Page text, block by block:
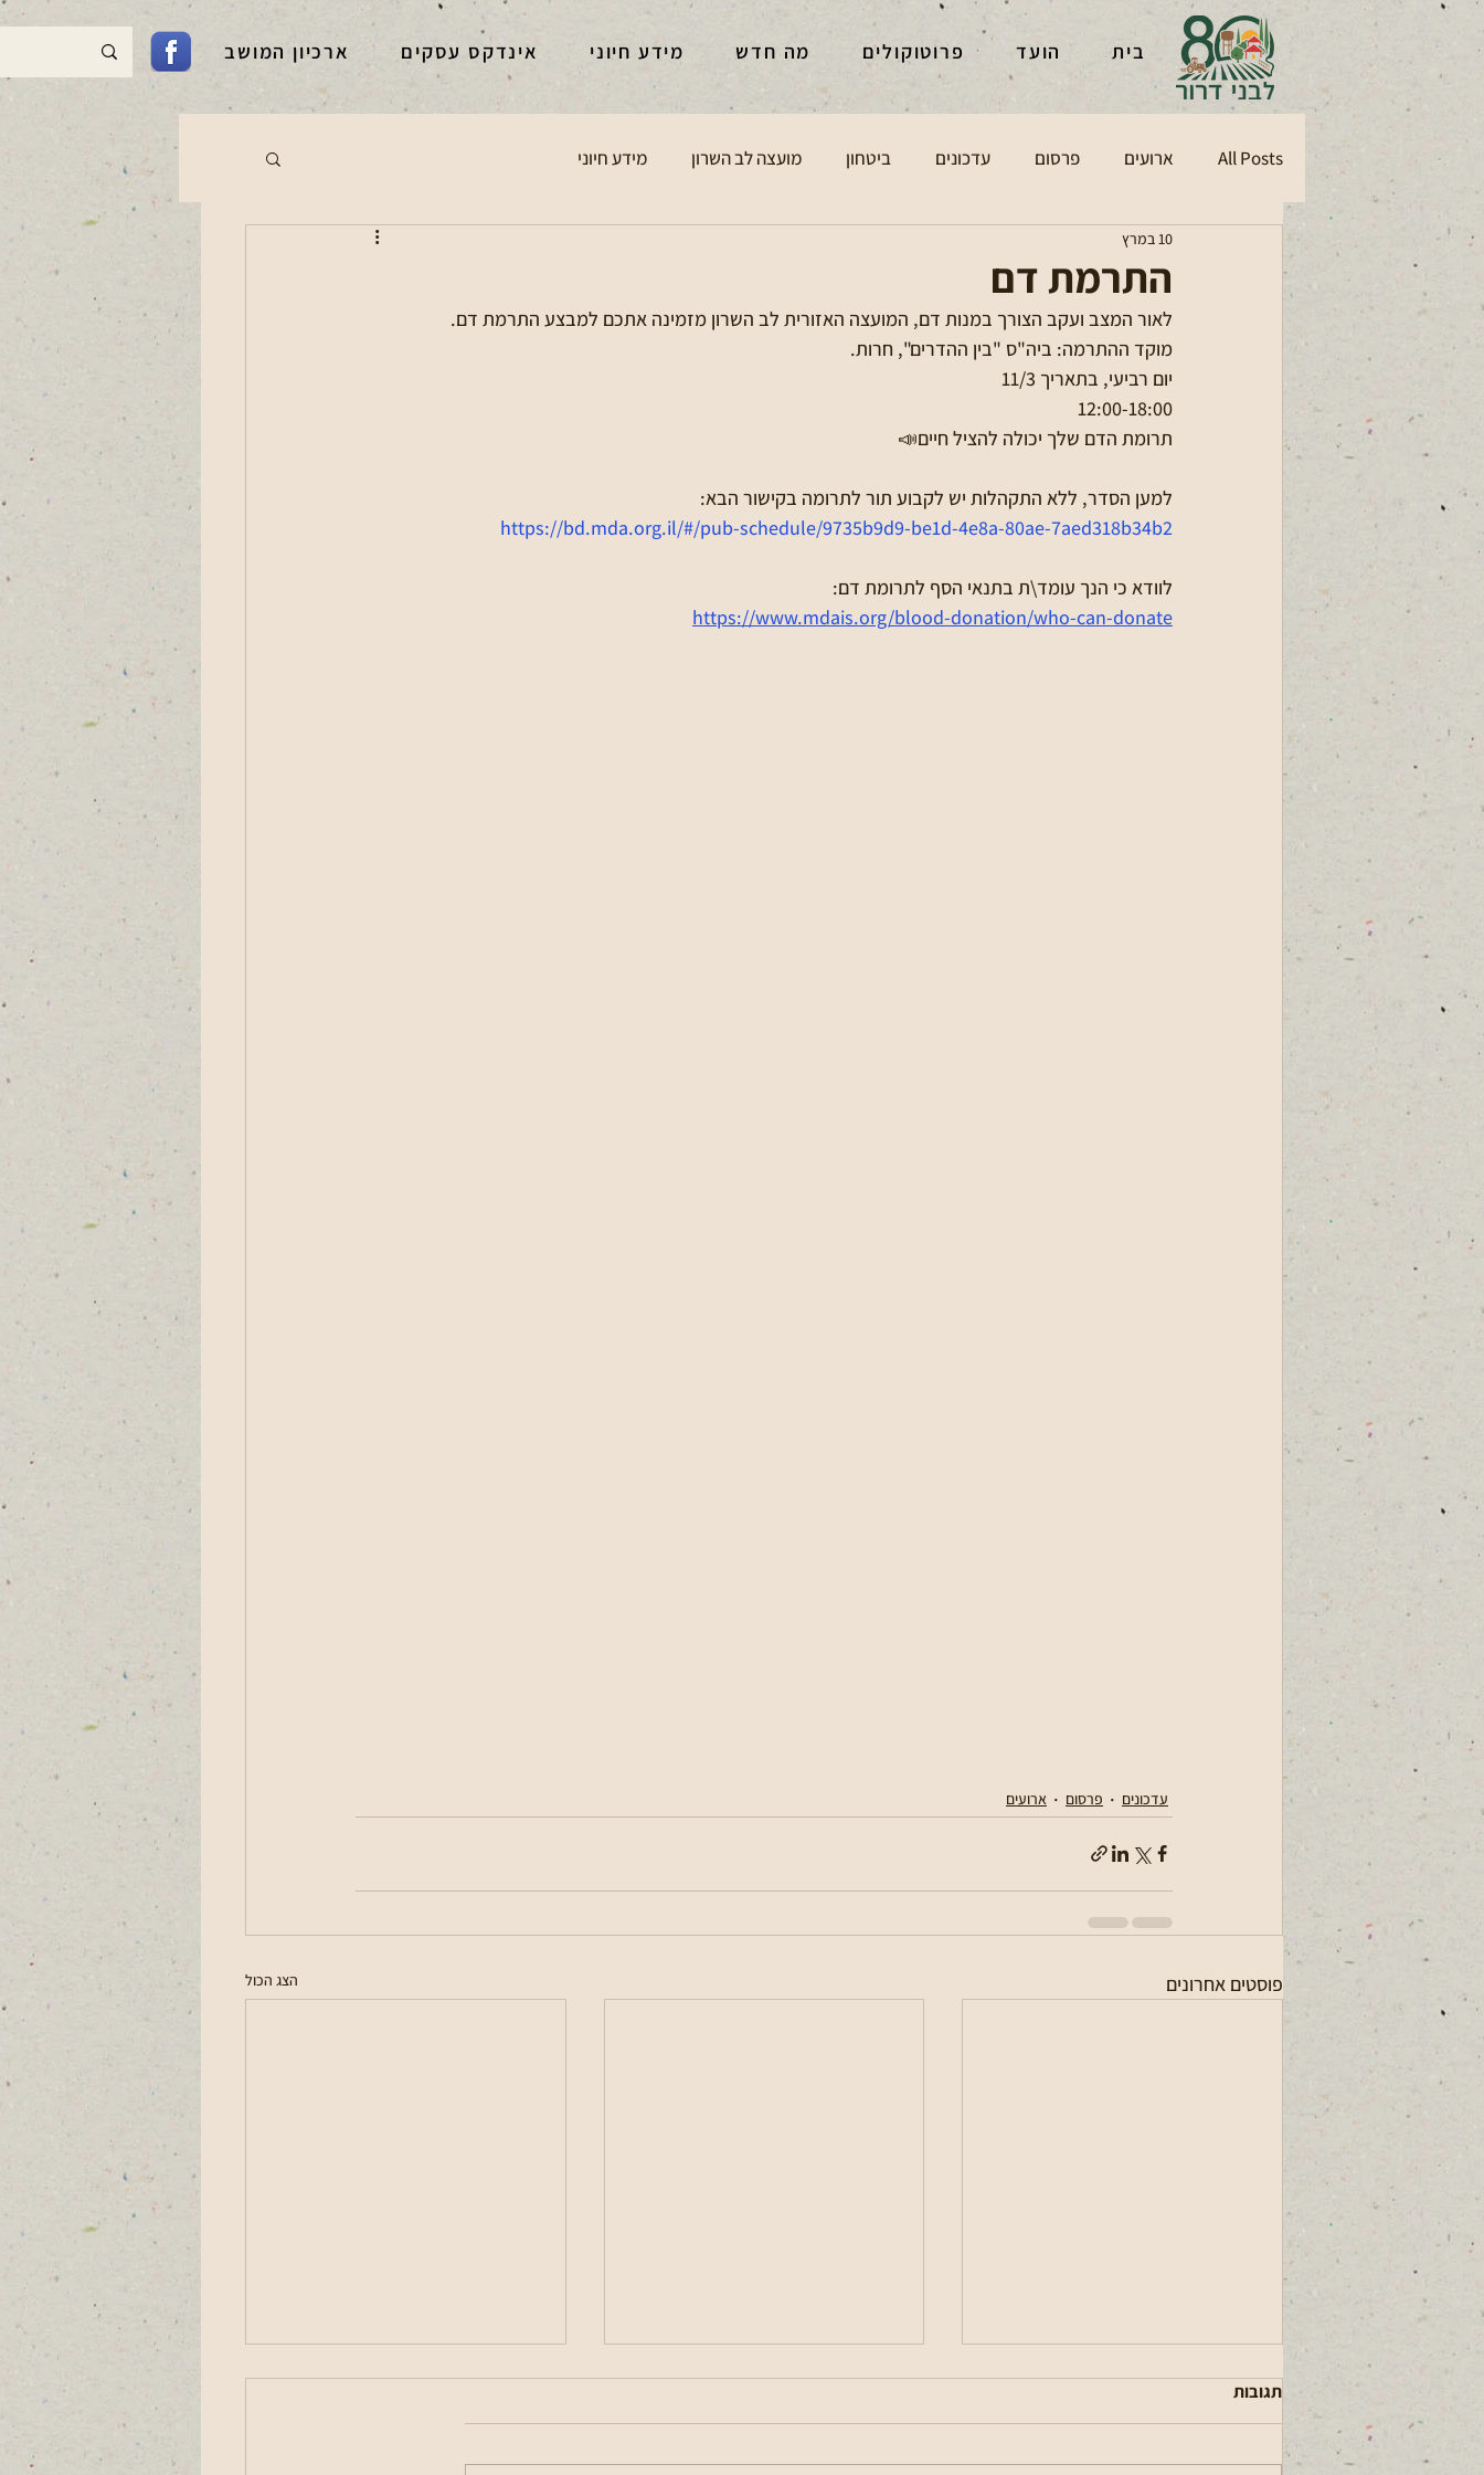
בית הועד פרוטוקולים מה חדש מידע חיוני אינדקס עסקים ארכיון המושב
All Posts ארועים פרסום עדכונים ביטחון מועצה לב השרון מידע חיוני
התרמת דם
10 במרץ
לאור המצב ועקב הצורך במנות דם, המועצה האזורית לב השרון מזמינה אתכם למבצע התרמת דם.
מוקד ההתרמה: ביה"ס "בין ההדרים", חרות.
יום רביעי, בתאריך 11/3
12:00-18:00
תרומת הדם שלך יכולה להציל חיים📣
למען הסדר, ללא התקהלות יש לקבוע תור לתרומה בקישור הבא:
https://bd.mda.org.il/#/pub-schedule/9735b9d9-be1d-4e8a-80ae-7aed318b34b2
לוודא כי הנך עומד\ת בתנאי הסף לתרומת דם:
https://www.mdais.org/blood-donation/who-can-donate
עדכונים פרסום ארועים
פוסטים אחרונים הצג הכול
תגובות